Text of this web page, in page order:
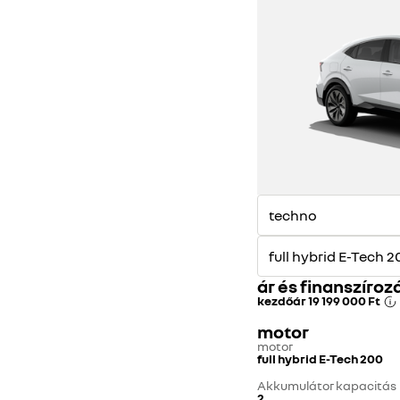
ár és
kezdőár19 199 000 Ft
motor
motor
full hybrid E-Tech 200
Akkumulátor kapacitás